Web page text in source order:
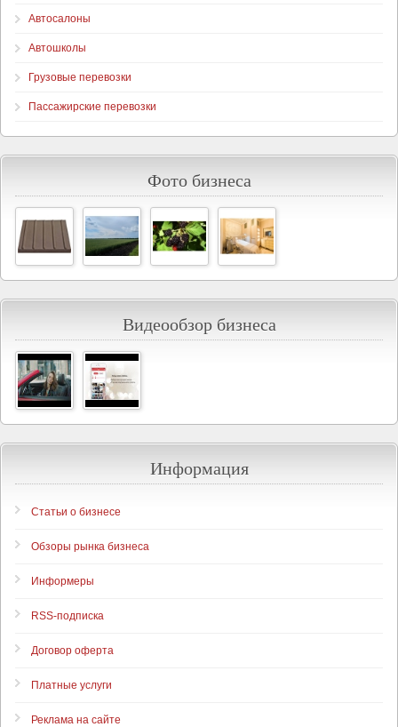
Автосалоны
Автошколы
Грузовые перевозки
Пассажирские перевозки
Фото бизнеса
Видеообзор бизнеса
Информация
Статьи о бизнесе
Обзоры рынка бизнеса
Информеры
RSS-подписка
Договор оферта
Платные услуги
Реклама на сайте